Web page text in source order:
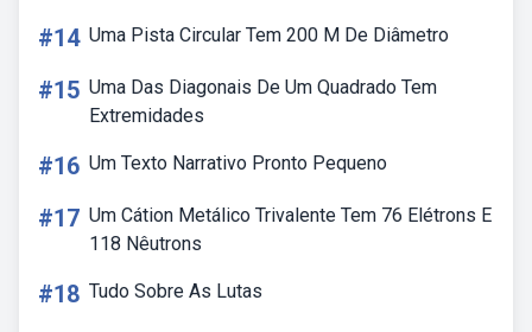
#14 Uma Pista Circular Tem 200 M De Diâmetro
#15 Uma Das Diagonais De Um Quadrado Tem
Extremidades
#16 Um Texto Narrativo Pronto Pequeno
#17 Um Cátion Metálico Trivalente Tem 76 Elétrons E
118 Nêutrons
#18 Tudo Sobre As Lutas